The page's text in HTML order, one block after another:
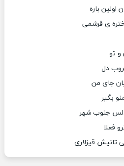
اولین باره
ی قرشمی
و تو
دل
جای من
بگیر
جنوب شهر
فعلا
تانیش قیزلاری